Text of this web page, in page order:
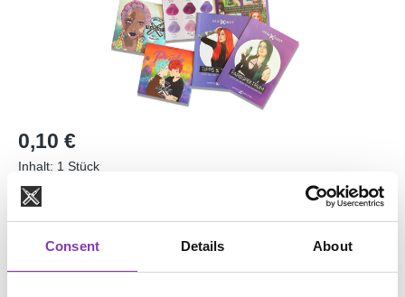
Consent Details About
Regulärer Preis:
0,10 €
Inhalt: 1 Stück
Preise inkl. MwSt. zzgl. Versandkosten